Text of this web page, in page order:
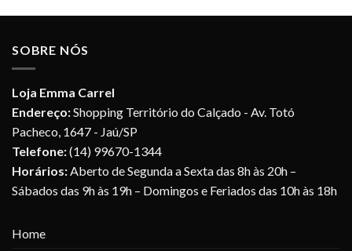
SOBRE NÓS
Loja Emma Carrel
Endereço:Shopping Território do Calçado - Av. Totó
Pacheco, 1647 - Jaú/SP
Telefone:(14) 99670-1344
Horários:Aberto de Segunda a Sexta das 8h às 20h –
Sábados das 9h às 19h – Domingos e Feriados das 10h às 18h
Home